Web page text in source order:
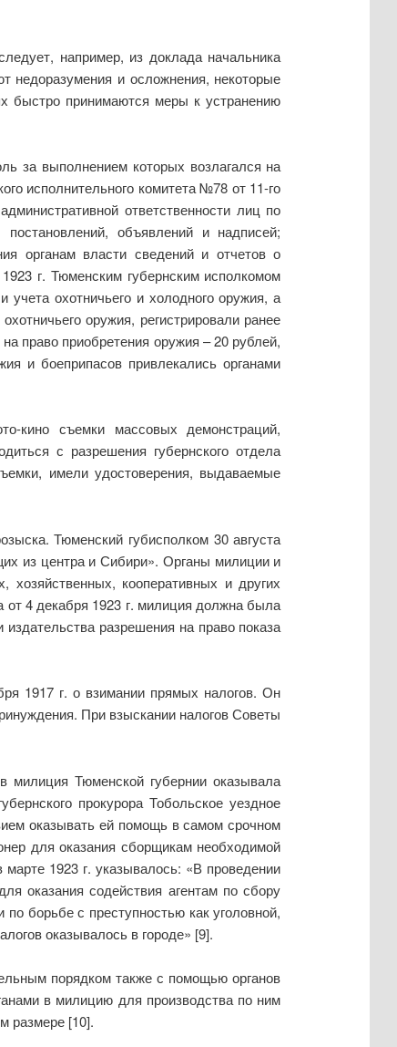
например, из доклада начальника
недоразумения и осложнения, некоторые
быстро принимаются меры к устранению
за выполнением которых возлагался на
исполнительного комитета №78 от 11-го
ответственности лиц по
объявлений и надписей;
органам власти сведений и отчетов о
г. Тюменским губернским исполкомом
охотничьего и холодного оружия, а
оружия, регистрировали ранее
право приобретения оружия – 20 рублей,
и боеприпасов привлекались органами
кино съемки массовых демонстраций,
с разрешения губернского отдела
имели удостоверения, выдаваемые
Тюменский губисполком 30 августа
из центра и Сибири». Органы милиции и
хозяйственных, кооперативных и других
от 4 декабря 1923 г. милиция должна была
разрешения на право показа
1917 г. о взимании прямых налогов. Он
При взыскании налогов Советы
милиция Тюменской губернии оказывала
прокурора Тобольское уездное
оказывать ей помощь в самом срочном
для оказания сборщикам необходимой
1923 г. указывалось: «В проведении
оказания содействия агентам по сбору
борьбе с преступностью как уголовной,
оказывалось в городе» [9].
порядком также с помощью органов
в милицию для производства по ним
размере [10].